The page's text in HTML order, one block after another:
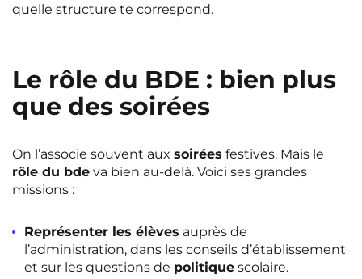
quelle structure te correspond.
Le rôle du BDE : bien plus
que des soirées
On l’associe souvent aux soirées festives. Mais le
rôle du bde va bien au-delà. Voici ses grandes
missions :
Représenter les élèves auprès de
l’administration, dans les conseils d’établissement
et sur les questions de politique scolaire.